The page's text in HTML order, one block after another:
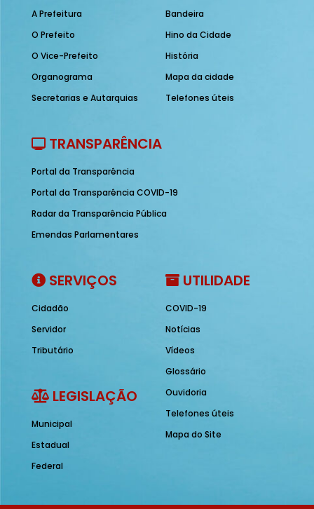
A Prefeitura
O Prefeito
O Vice-Prefeito
Organograma
Secretarias e Autarquias
Bandeira
Hino da Cidade
História
Mapa da cidade
Telefones úteis
TRANSPARÊNCIA
Portal da Transparência
Portal da Transparência COVID-19
Radar da Transparência Pública
Emendas Parlamentares
SERVIÇOS
Cidadão
Servidor
Tributário
LEGISLAÇÃO
Municipal
Estadual
Federal
UTILIDADE
COVID-19
Notícias
Vídeos
Glossário
Ouvidoria
Telefones úteis
Mapa do Site